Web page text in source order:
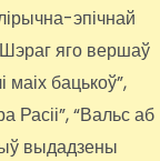
эпічнай
яго вершаў
бацькоў”,
Расіі”, “Вальс аб
выдадзены